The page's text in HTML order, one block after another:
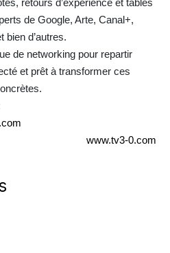
retours d’expérience et tables
de Google, Arte, Canal+,
bien d’autres.
de networking pour repartir
et prêt à transformer ces
www.tv3-0.com